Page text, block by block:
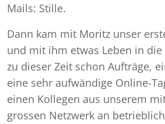
Mails: Stille.
Dann kam mit Moritz unser
und mit ihm etwas Leben in
zu dieser Zeit schon Aufträge,
eine sehr aufwändige Online-
einen Kollegen aus unserem
grossen Netzwerk an